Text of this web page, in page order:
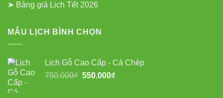
➤ Bảng giá Lịch Tết 2026
MẪU LỊCH BÌNH CHỌN
Lịch Gỗ Cao Cấp - Cá Chép
750.000₫ Giá
550.000₫Giá